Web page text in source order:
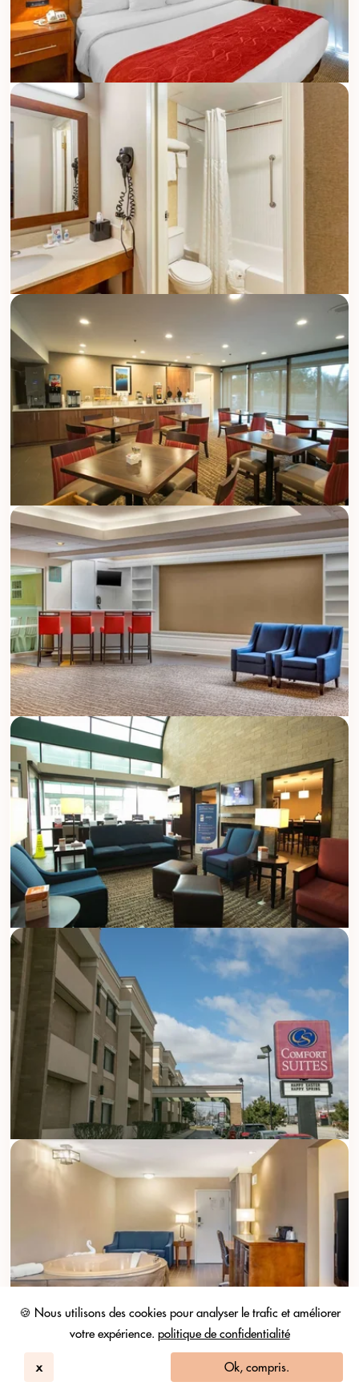
🍪 Nous utilisons des cookies pour analyser le trafic et améliorer
votre expérience. politique de confidentialité
x Ok, compris.